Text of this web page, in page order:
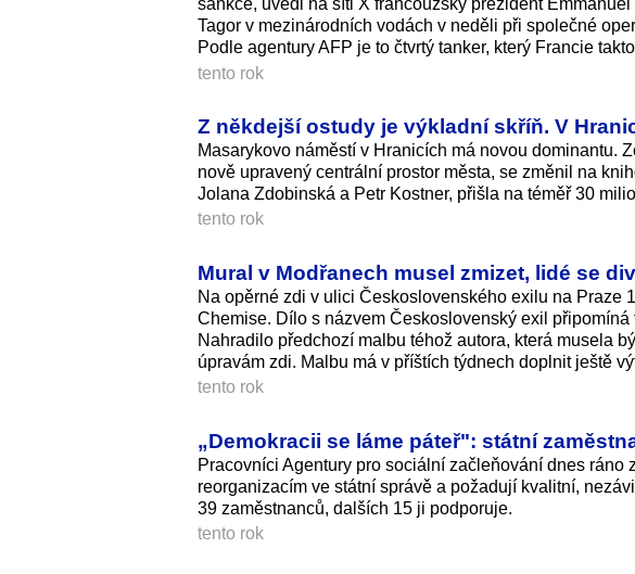
sankce, uvedl na síti X francouzský prezident
Tagor v mezinárodních vodách v neděli při společné
Podle agentury AFP je to čtvrtý tanker, který Francie
tento rok
Z někdejší ostudy je výkladní skříň. V
Masarykovo náměstí v Hranicích má novou dominantu.
nově upravený centrální prostor města, se změnil na
Jolana Zdobinská a Petr Kostner, přišla na téměř 30
tento rok
Mural v Modřanech musel zmizet, lidé se
Na opěrné zdi v ulici Československého exilu na Praze
Chemise. Dílo s názvem Československý exil
Nahradilo předchozí malbu téhož autora, která musela
úpravám zdi. Malbu má v příštích týdnech doplnit ještě
tento rok
„Demokracii se láme páteř": státní
Pracovníci Agentury pro sociální začleňování dnes
reorganizacím ve státní správě a požadují kvalitní,
39 zaměstnanců, dalších 15 ji podporuje.
tento rok